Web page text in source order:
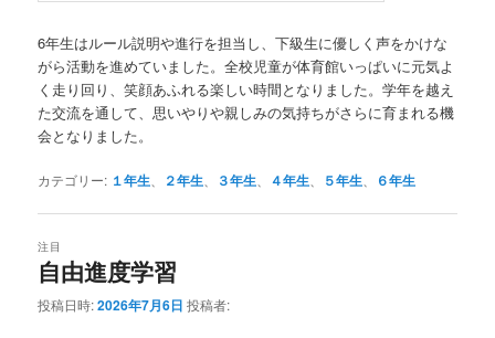
6年生はルール説明や進行を担当し、下級生に優しく声をかけな
がら活動を進めていました。全校児童が体育館いっぱいに元気よ
く走り回り、笑顔あふれる楽しい時間となりました。学年を越え
た交流を通して、思いやりや親しみの気持ちがさらに育まれる機
会となりました。
カテゴリー: １年生 ２年生 ３年生 ４年生 ５年生 ６年生
自由進度学習
注目
投稿日時:2026年7月6日 投稿者: